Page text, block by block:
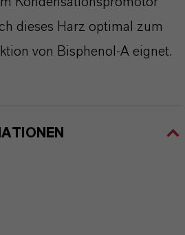
dieses Harz optimal zum
von Bisphenol-A eignet.